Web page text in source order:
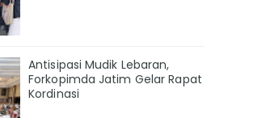
Antisipasi Mudik Lebaran,
Forkopimda Jatim Gelar Rapat
Kordinasi